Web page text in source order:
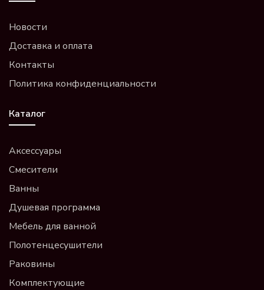
Новости
Доставка и оплата
Контакты
Политика конфиденциальности
Каталог
Аксессуары
Смесители
Ванны
Душевая программа
Мебель для ванной
Полотенцесушители
Раковины
Комплектующие